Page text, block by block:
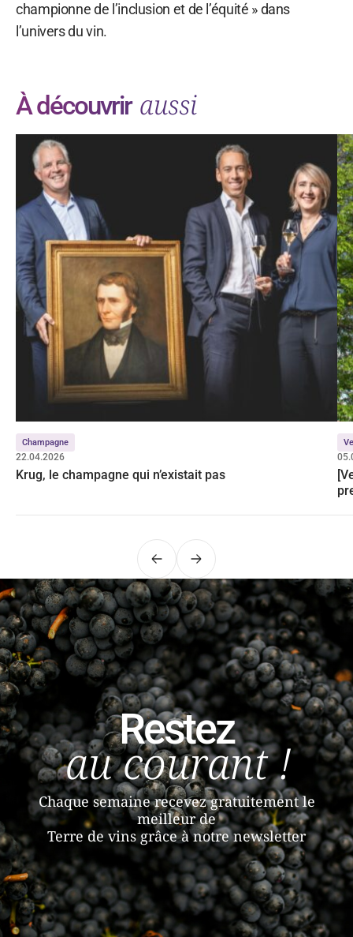
championne de l’inclusion et de l’équité » dans
l’univers du vin.
À découvrir aussi
Champagne
22.04.2026
Krug, le champagne qui n’existait pas
PrécédentSuivant
Restez
au courant !
Chaque semaine recevez gratuitement le
meilleur de
Terre de vins grâce à notre newsletter